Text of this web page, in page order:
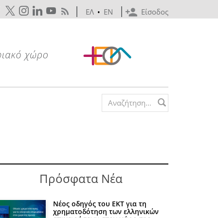
Είσοδος
ΕΛ • EN
Search form
Πρόσφατα Νέα
Νέος οδηγός του ΕΚΤ για τη
χρηματοδότηση των ελληνικών